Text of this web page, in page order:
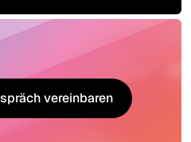
vereinbaren
vereinbaren